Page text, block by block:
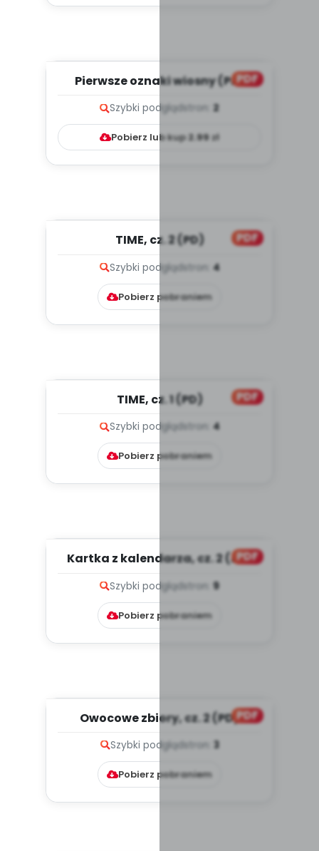
PDF
Pierwsze oznaki wiosny (PD)
Szybki podgląd stron: 2
Pobierz lub kup2.99 zł
PDF
TIME, cz. 2 (PD)
Szybki podglądstron: 4
Pobierz pobraniem
PDF
TIME, cz. 1 (PD)
Szybki podglądstron: 4
Pobierz pobraniem
PDF
Kartka z kalendarza, cz. 2 (PD)
Szybki podglądstron: 9
Pobierz pobraniem
PDF
Owocowe zbiory, cz. 2 (PD)
Szybki podglądstron: 3
Pobierz pobraniem